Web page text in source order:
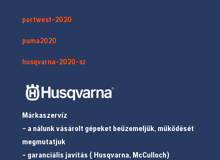
portwest-2020
puma2020
husqvarna-2020-sz
Márkaszervíz
– a nálunk vásárolt gépeket beüzemeljük, működését
megmutatjuk
– garanciális javítás ( Husqvarna, McCulloch)